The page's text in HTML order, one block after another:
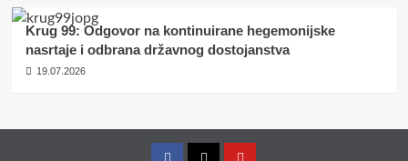
Krug 99: Odgovor na kontinuirane hegemonijske
nasrtaje i odbrana državnog dostojanstva
19.07.2026